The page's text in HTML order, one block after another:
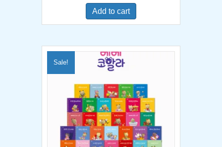
was:
$480.00.
is:
Add to cart
Sale!